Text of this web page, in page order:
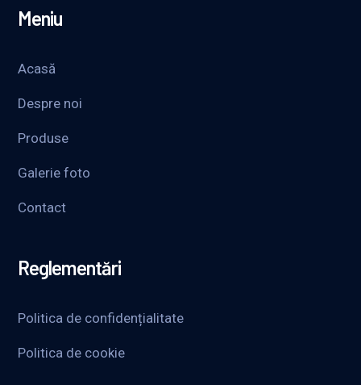
Meniu
Acasă
Despre noi
Produse
Galerie foto
Contact
Reglementări
Politica de confidențialitate
Politica de cookie